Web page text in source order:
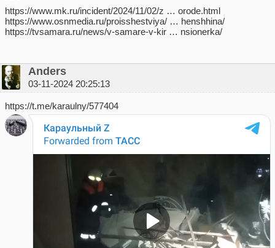
https://www.mk.ru/incident/2024/11/02/z … orode.html
https://www.osnmedia.ru/proisshestviya/ … henshhina/
https://tvsamara.ru/news/v-samare-v-kir … nsionerka/
Anders
03-11-2024 20:25:13
https://t.me/karaulny/577404